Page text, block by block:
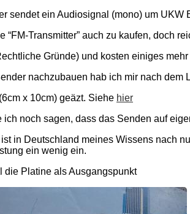
sendet ein Audiosignal (mono) um
“FM-Transmitter” auch zu kaufen, doch
Gründe) und kosten einiges
nachzubauen hab ich mir nach dem
x 10cm) geäzt. Siehe hier
ich noch sagen, dass das Senden auf
in Deutschland meines Wissens nach
ein wenig ein.
die Platine als Ausgangspunkt